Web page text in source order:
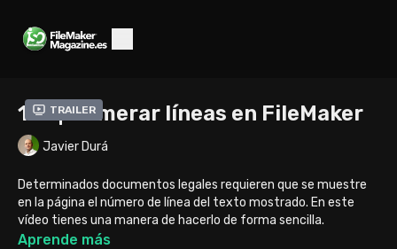
Trailer
127 | Numerar líneas en FileMaker
Javier Durá
Determinados documentos legales requieren que se muestre
en la página el número de línea del texto mostrado. En este
vídeo tienes una manera de hacerlo de forma sencilla.
Aprende más